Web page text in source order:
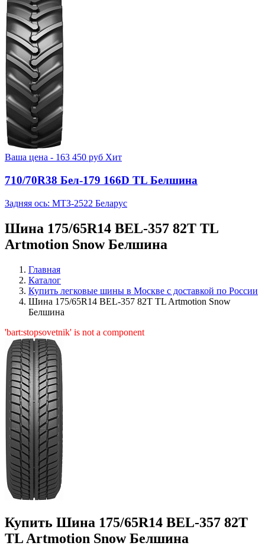
Ваша цена - 163 450 руб Хит
710/70R38 Бел-179 166D TL Белшина
Задняя ось: МТЗ-2522 Беларус
Шина 175/65R14 BEL-357 82T TL
Artmotion Snow Белшина
Главная
Каталог
Купить легковые шины в Москве с доставкой по России
Шина 175/65R14 BEL-357 82T TL Artmotion Snow
Белшина
'bart:stopsovetnik' is not a component
Купить Шина 175/65R14 BEL-357 82T
TL Artmotion Snow Белшина